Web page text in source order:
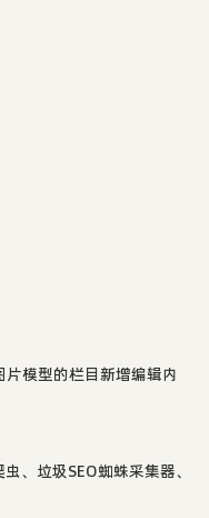
模型的栏目新增编辑内
、垃圾SEO蜘蛛采集器、